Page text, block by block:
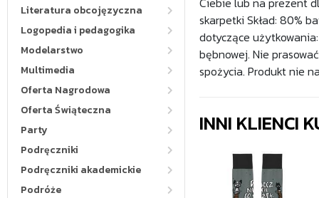
Literatura obcojęzyczna
Logopedia i pedagogika
Modelarstwo
Multimedia
Oferta Nagrodowa
Oferta Świąteczna
Party
Podręczniki
Podręczniki akademickie
Podróże
skarpetki Skład: 80%
dotyczące
bębnowej. Nie
spożycia. Produkt nie
INNI KLIENCI